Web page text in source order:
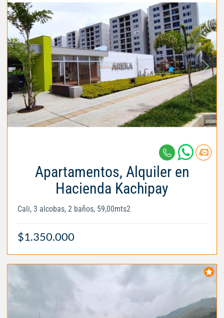
Apartamentos, Alquiler en
Hacienda Kachipay
Cali, 3 alcobas, 2 baños, 59,00mts2
$1.350.000